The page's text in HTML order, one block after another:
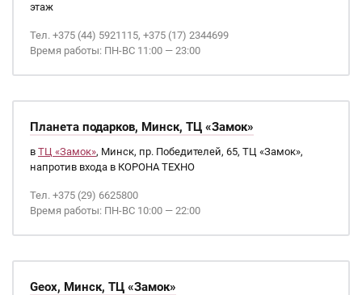
этаж
Тел. +375 (44) 5921115, +375 (17) 2344699
Время работы: ПН-ВС 11:00 — 23:00
Планета подарков, Минск, ТЦ «Замок»
в ТЦ «Замок», Минск, пр. Победителей, 65, ТЦ «Замок»,
напротив входа в КОРОНА ТЕХНО
Тел. +375 (29) 6625800
Время работы: ПН-ВС 10:00 — 22:00
Geox, Минск, ТЦ «Замок»